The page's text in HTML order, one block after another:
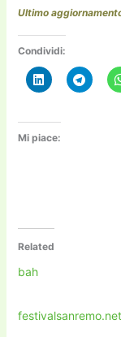
Ultimo
Condividi:
Mi piace:
Related
bah
festivalsanremo.net